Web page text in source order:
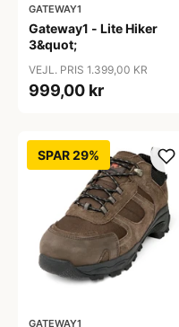
GATEWAY1
Gateway1 - Lite Hiker
3&quot;
VEJL. PRIS 1.399,00 KR
999,00 kr
SPAR 29%
GATEWAY1